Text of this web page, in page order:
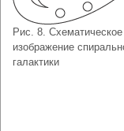
Рис. 8. Схематическое
изображение
галактики